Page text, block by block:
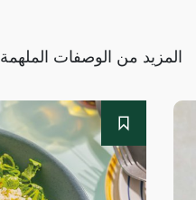
المزيد من الوصفات الملهمة